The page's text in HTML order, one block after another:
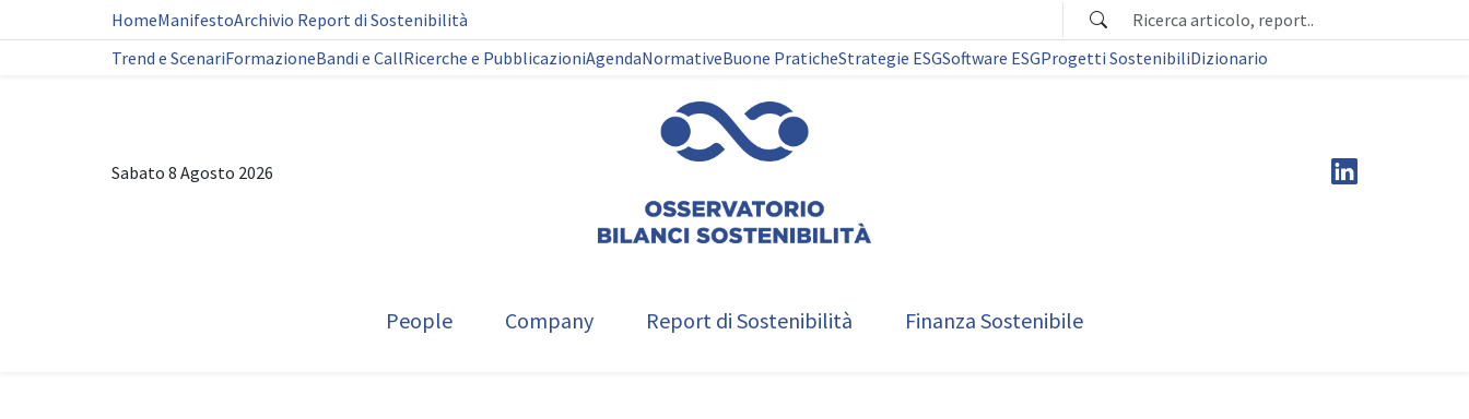
HomeManifestoArchivio Report di Sostenibilità
Trend e ScenariFormazioneBandi e CallRicerche e PubblicazioniAgendaNormativeBuone PraticheStrategie ESGSoftware ESGProgetti SostenibiliDizionario
Sabato 8 Agosto 2026
People Company Report di Sostenibilità Finanza Sostenibile